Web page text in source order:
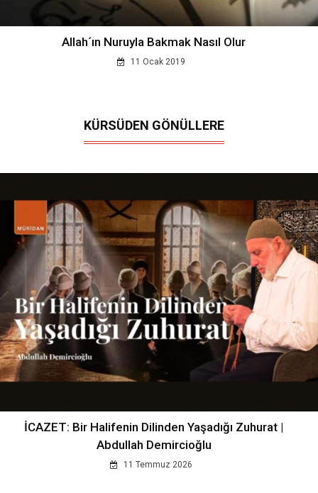
Allah´ın Nuruyla Bakmak Nasıl Olur
11 Ocak 2019
KÜRSÜDEN GÖNÜLLERE
İCAZET: Bir Halifenin Dilinden Yaşadığı Zuhurat |
Abdullah Demircioğlu
11 Temmuz 2026